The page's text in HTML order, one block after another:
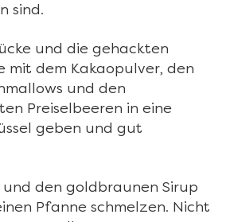
sind.
und die gehackten
mit dem Kakaopulver, den
und den
Preiselbeeren in eine
geben und gut
den goldbraunen Sirup
Pfanne schmelzen. Nicht